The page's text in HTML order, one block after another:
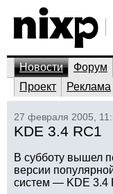
Новости Форум
Проект
Реклама
27 февраля 2005,
KDE 3.4 RC1
В субботу вышел
версии
систем — KDE 3.4